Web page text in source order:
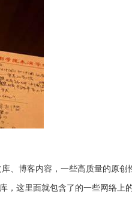
、博客内容，一些高质量的原创
，这里面就包含了的一些网络上